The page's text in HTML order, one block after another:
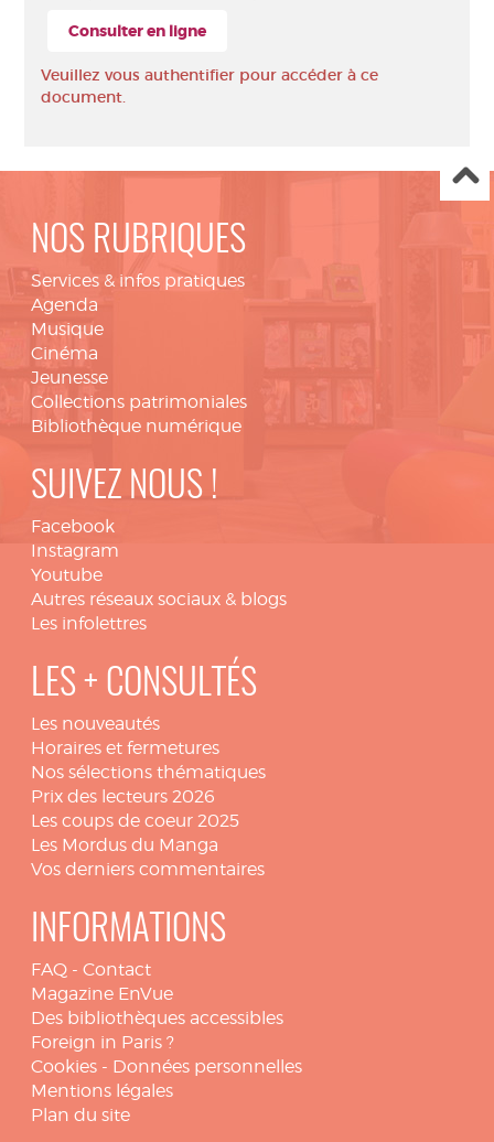
Consulter en ligne
Veuillez vous authentifier pour accéder à ce
document.
NOS RUBRIQUES
Services & infos pratiques
Agenda
Musique
Cinéma
Jeunesse
Collections patrimoniales
Bibliothèque numérique
SUIVEZ NOUS !
Facebook
Instagram
Youtube
Autres réseaux sociaux & blogs
Les infolettres
LES + CONSULTÉS
Les nouveautés
Horaires et fermetures
Nos sélections thématiques
Prix des lecteurs 2026
Les coups de coeur 2025
Les Mordus du Manga
Vos derniers commentaires
INFORMATIONS
FAQ - Contact
Magazine EnVue
Des bibliothèques accessibles
Foreign in Paris ?
Cookies - Données personnelles
Mentions légales
Plan du site